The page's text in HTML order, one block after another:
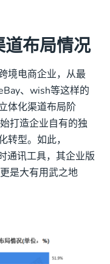
道布局情况
境电商企业，从最
、wish等这样的
体化渠道布局阶
打造企业自有的独
型。如此，
通讯工具，其企业版
是大有用武之地